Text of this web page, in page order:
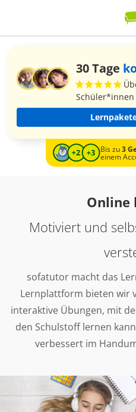
30 Tage
Bis zu3
einem
Online
Motiviert und
sofatutor macht das
Lernplattform bieten wir
interaktive Übungen, mit
den Schulstoff lernen
verbessert im